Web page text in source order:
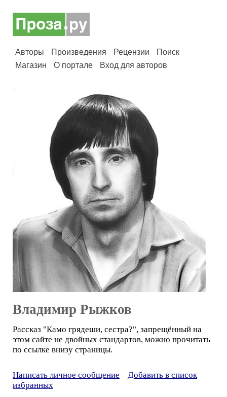
Авторы Произведения Рецензии
Поиск
Магазин
О портале Вход для авторов
Владимир Рыжков
Рассказ "Камо грядеши, сестра?", запрещённый на
этом сайте не двойных стандартов, можно прочитать
по ссылке внизу страницы.
Написать личное сообщение
Добавить в список
избранных